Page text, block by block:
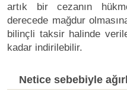
artık bir cezanın
derecede mağdur
bilinçli taksir halinde
kadar indirilebilir.
Netice sebebiyle